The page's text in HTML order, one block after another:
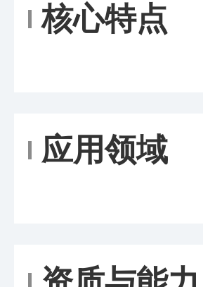
核心特点
应用领域